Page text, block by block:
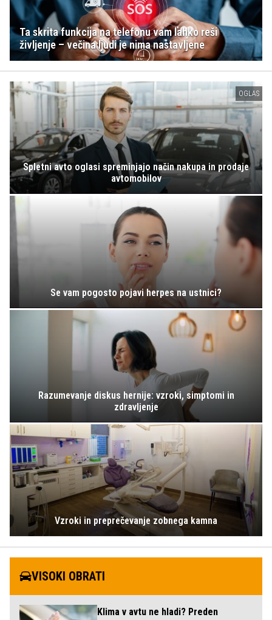
Ta skrita funkcija na telefonu vam lahko reši
življenje – večina ljudi je nima nastavljene
OGLAS
Spletni avto oglasi spreminjajo način nakupa in prodaje
avtomobilov
Se vam pogosto pojavi herpes na ustnici?
Razumevanje diskus hernije: vzroki, simptomi in
zdravljenje
Vzroki in preprečevanje zobnega kamna
VISOKI OBRATI
Klima v avtu ne hladi? Preden